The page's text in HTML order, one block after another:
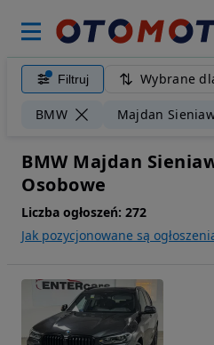
Filtruj Wybrane
BMW Majdan
BMW Majdan
Osobowe
Liczba ogłoszeń: 272
Jak pozycjonowane są